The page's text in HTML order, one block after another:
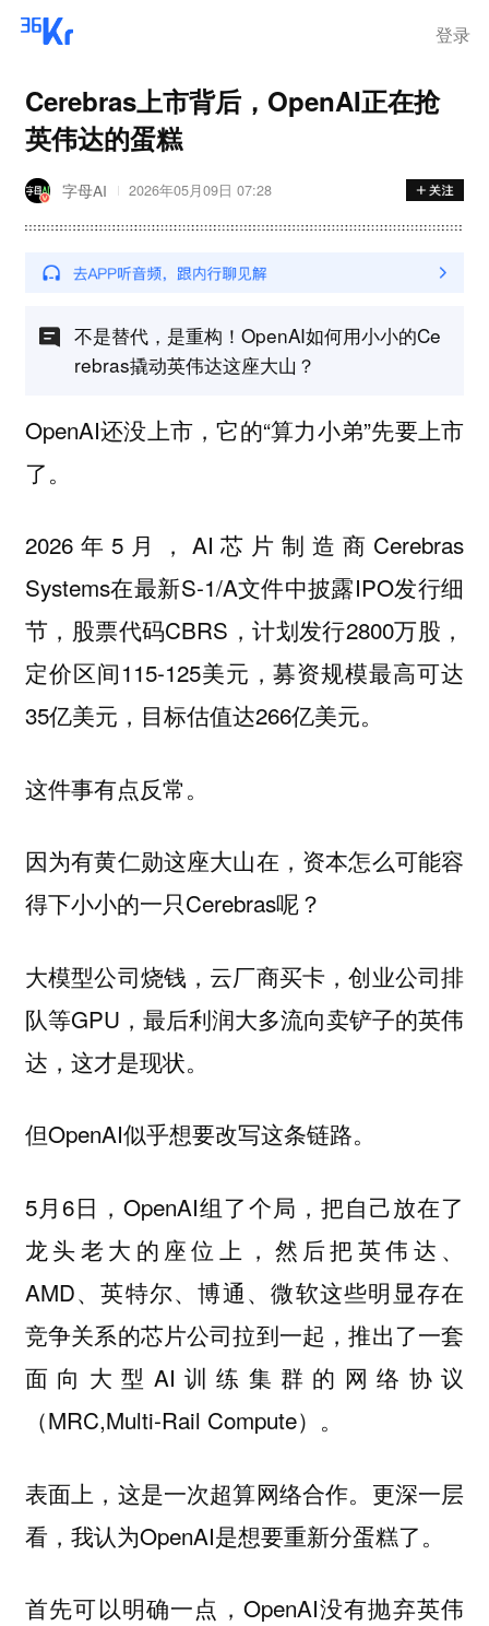
登录
Cerebras上市背后，OpenAI正在抢
英伟达的蛋糕
字母AI 2026年05月09日 07:28
不是替代，是重构！OpenAI如何用小小的Ce
rebras撬动英伟达这座大山？
OpenAI还没上市，它的“算力小弟”先要上市
了。
2026年5月，AI芯片制造商Cerebras
Systems在最新S-1/A文件中披露IPO发行细
节，股票代码CBRS，计划发行2800万股，
定价区间115-125美元，募资规模最高可达
35亿美元，目标估值达266亿美元。
这件事有点反常。
因为有黄仁勋这座大山在，资本怎么可能容
得下小小的一只Cerebras呢？
大模型公司烧钱，云厂商买卡，创业公司排
队等GPU，最后利润大多流向卖铲子的英伟
达，这才是现状。
但OpenAI似乎想要改写这条链路。
5月6日，OpenAI组了个局，把自己放在了
龙头老大的座位上，然后把英伟达、
AMD、英特尔、博通、微软这些明显存在
竞争关系的芯片公司拉到一起，推出了一套
面向大型AI训练集群的网络协议
（MRC,Multi-Rail Compute）。
表面上，这是一次超算网络合作。更深一层
看，我认为OpenAI是想要重新分蛋糕了。
首先可以明确一点，OpenAI没有抛弃英伟